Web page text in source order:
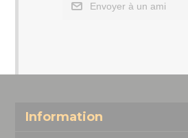
Envoyer à un ami
Information